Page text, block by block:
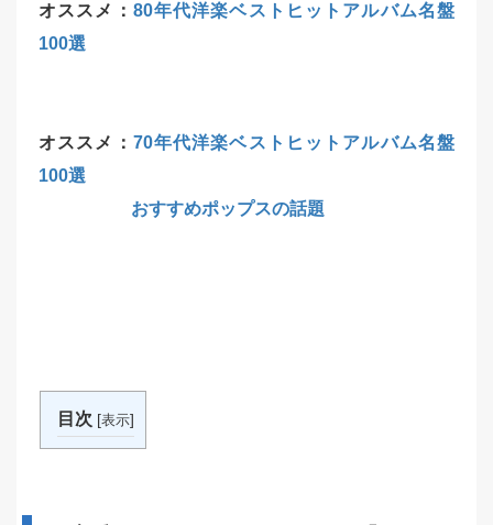
オススメ： 80年代洋楽ベストヒットアルバム名盤
100選
オススメ： 70年代洋楽ベストヒットアルバム名盤
100選
おすすめポップスの話題
目次 [表示]